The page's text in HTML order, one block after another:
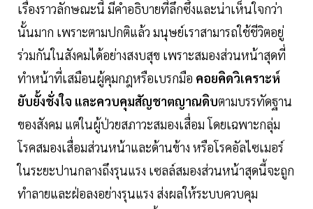
เรื่องราวลักษณะนี้ มีคำอธิบายที่ลึกซึ้งและน่าเห็นใจกว่า
นั้นมาก เพราะตามปกติแล้ว มนุษย์เราสามารถใช้ชีวิตอยู่
ร่วมกันในสังคมได้อย่างสงบสุข เพราะสมองส่วนหน้าสุดที่
ทำหน้าที่เสมือนผู้คุมกฎหรือเบรกมือ คอยคิดวิเคราะห์
ยับยั้งชั่งใจ และควบคุมสัญชาตญาณดิบตามบรรทัดฐาน
ของสังคม แต่ในผู้ป่วยสภาวะสมองเสื่อม โดยเฉพาะกลุ่ม
โรคสมองเสื่อมส่วนหน้าและด้านข้าง หรือโรคอัลไซเมอร์
ในระยะปานกลางถึงรุนแรง เซลล์สมองส่วนหน้าสุดนี้จะถูก
ทำลายและฝ่อลงอย่างรุนแรง ส่งผลให้ระบบควบคุม